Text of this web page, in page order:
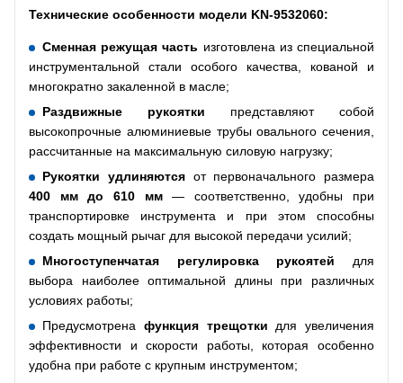
Технические особенности модели KN-9532060:
Сменная режущая часть изготовлена из специальной
инструментальной стали особого качества, кованой и
многократно закаленной в масле;
Раздвижные рукоятки представляют собой
высокопрочные алюминиевые трубы овального сечения,
рассчитанные на максимальную силовую нагрузку;
Рукоятки удлиняются от первоначального размера
400 мм
до 610 мм— соответственно, удобны при
транспортировке инструмента и при этом способны
создать мощный рычаг для высокой передачи усилий;
Многоступенчатая регулировка рукоятей для
выбора наиболее оптимальной длины при различных
условиях работы;
Предусмотрена функция трещотки для увеличения
эффективности и скорости работы, которая особенно
удобна при работе с крупным инструментом;